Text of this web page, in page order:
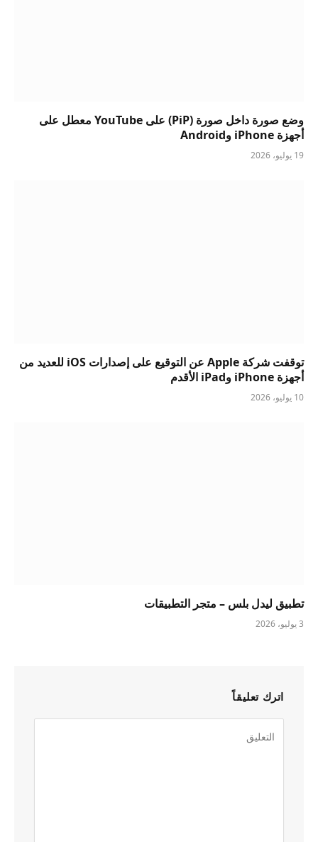
وضع صورة داخل صورة (PiP) على YouTube معطل على
أجهزة iPhone وAndroid
19 يوليو، 2026
توقفت شركة Apple عن التوقيع على إصدارات iOS للعديد من
أجهزة iPhone وiPad الأقدم
10 يوليو، 2026
تطبيق ليدل بلس – متجر التطبيقات
3 يوليو، 2026
اترك تعليقاً